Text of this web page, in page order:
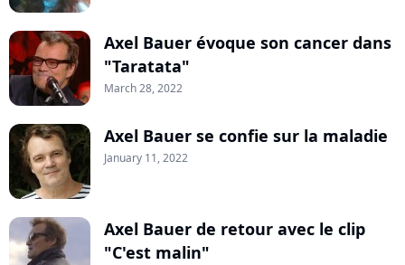
Axel Bauer évoque son cancer dans
"Taratata"
March 28, 2022
Axel Bauer se confie sur la maladie
January 11, 2022
Axel Bauer de retour avec le clip
"C'est malin"